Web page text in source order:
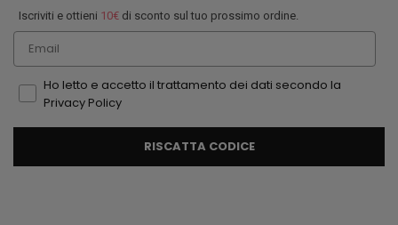
Iscriviti e ottieni 10€ di sconto sul tuo prossimo ordine.
Email
Ho letto e accetto il trattamento dei dati secondo la
Privacy Policy
RISCATTA CODICE